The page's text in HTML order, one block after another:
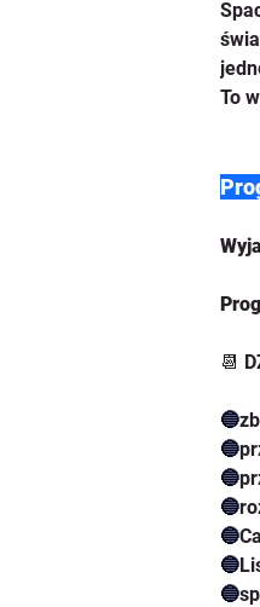
To
📆
🔵
🔵
🔵
🔵
🔵
🔵
🔵